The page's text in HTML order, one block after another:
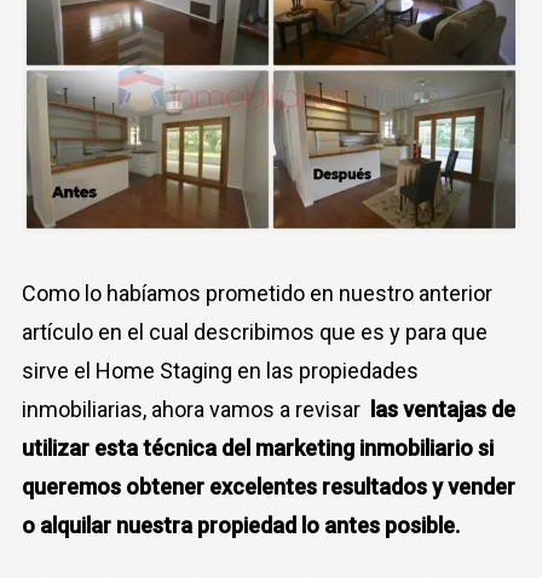
Como lo habíamos prometido en nuestro anterior
artículo en el cual describimos que es y para que
sirve el Home Staging en las propiedades
inmobiliarias, ahora vamos a revisar
las ventajas de
utilizar esta técnica del marketing inmobiliario si
queremos obtener excelentes resultados y vender
o alquilar nuestra propiedad lo antes posible.